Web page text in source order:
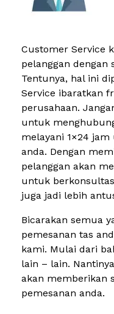
Customer Service
pelanggan dengan
Tentunya, hal ini
Service ibaratkan
perusahaan.
untuk
melayani 1×24
anda. Dengan
pelanggan akan
untuk
juga jadi lebih
Bicarakan semua
pemesanan tas
kami. Mulai dari
lain – lain.
akan memberikan
pemesanan anda.